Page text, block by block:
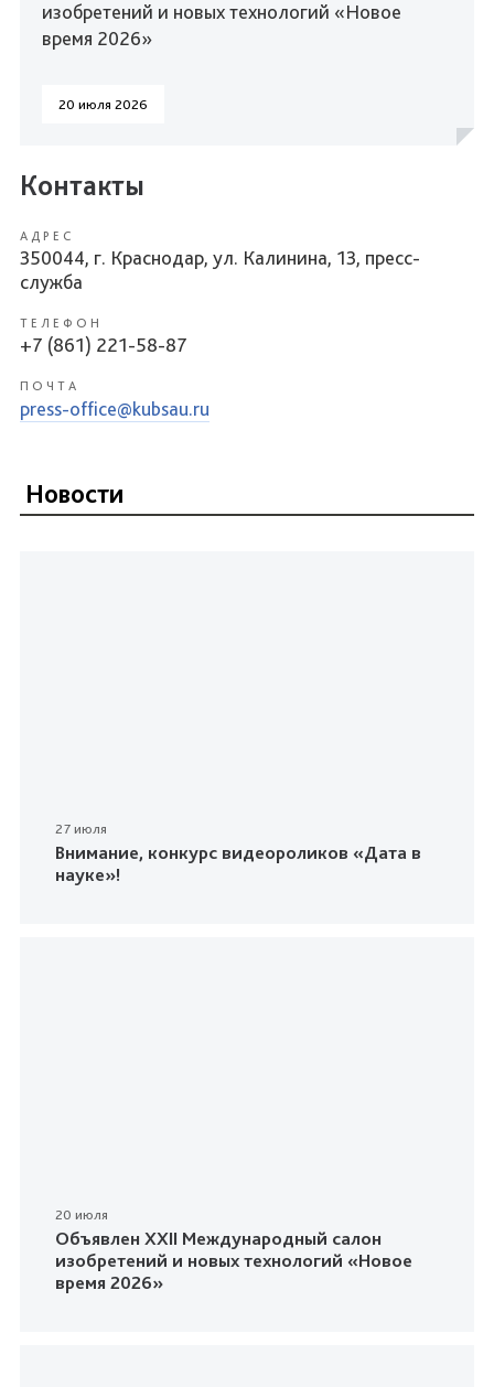
изобретений и новых технологий «Новое
время 2026»
20 июля 2026
Контакты
АДРЕС
350044, г. Краснодар, ул. Калинина, 13, пресс-
служба
ТЕЛЕФОН
+7 (861) 221-58-87
ПОЧТА
press-office@kubsau.ru
Новости
27 июля
Внимание, конкурс видеороликов «Дата в
науке»!
20 июля
Объявлен XXII Международный салон
изобретений и новых технологий «Новое
время 2026»